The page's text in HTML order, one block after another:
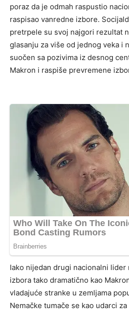
poraz da je odmah raspustio
raspisao vanredne izbore.
pretrpele su svoj najgori rezultat
glasanju za više od jednog veka i
suočen sa pozivima iz desnog
Makron i raspiše prevremene
Iako nijedan drugi nacionalni lider
izbora tako dramatično kao
vladajuće stranke u zemljama
Nemačke tumače se kao udarci